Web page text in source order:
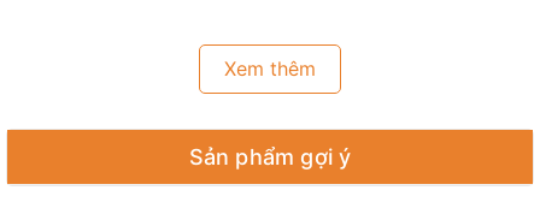
quá đủ pixel để thu được một số chi tiết rời rạc hơn.
Phân Loại Người & Phương Tiện:
Phân biệt con người và
báo sự kiện chính xác hơn.
Nhận thông báo và kiểm tra nguồn
Xem thêm
Sản phẩm gợi ý